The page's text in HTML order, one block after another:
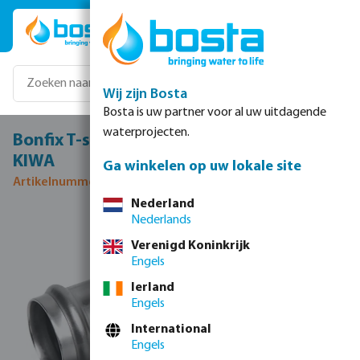
Ga naar de hoofdinhoud
Bonfix T-stuk 90° RVS 316L 22 mm pers
KIWA
Artikelnummer 0085174
Afbeeldingengalerij overslaan
Wij zijn Bosta
Bosta is uw partner voor al uw uitdagende
waterprojecten.
Ga winkelen op uw lokale site
Nederland
Nederlands
Verenigd Koninkrijk
Engels
Ierland
Engels
International
Engels